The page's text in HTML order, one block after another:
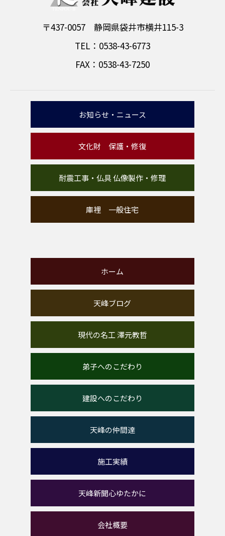
〒437-0057 静岡県袋井市横井115-3
TEL：0538-43-6773
FAX：0538-43-7250
お知らせ・ニュース
文化財 保護・修復
耐震工事・仏具 仏像製作・修理
庫裡 一般住宅
ホーム
天峰ブログ
現代の名工 澤元教哲
弟子へのこだわり
建設へのこだわり
天峰の仲間達
施工実績
天峰新聞心ゆたかに
会社概要